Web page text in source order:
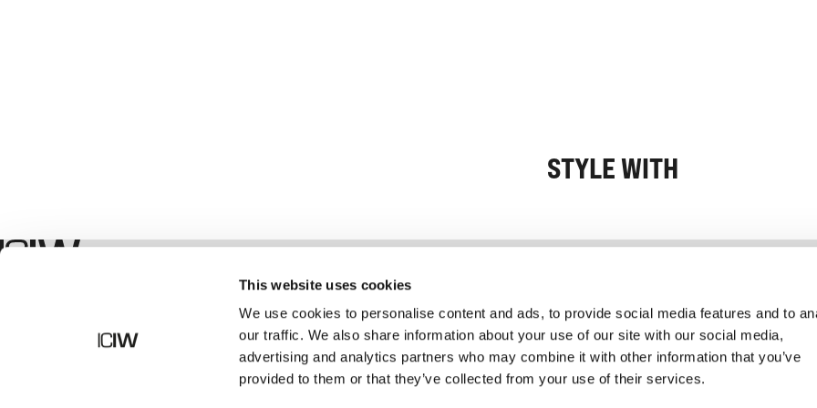
This website uses cookies
We use cookies to personalise content and ads, to provide social media features and to
our traffic. We also share information about your use of our site with our social media,
advertising and analytics partners who may combine it with other information that you’ve
provided to them or that they’ve collected from your use of their services.
STYLE WITH